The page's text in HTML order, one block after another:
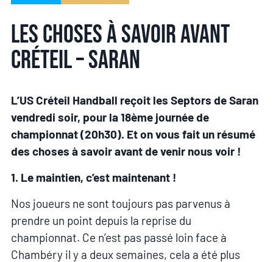
Les choses à savoir avant
Créteil – Saran
L’US Créteil Handball reçoit les Septors de Saran
vendredi soir, pour la 18ème journée de
championnat (20h30). Et on vous fait un résumé
des choses à savoir avant de venir nous voir !
1. Le maintien, c’est maintenant !
Nos joueurs ne sont toujours pas parvenus à
prendre un point depuis la reprise du
championnat. Ce n’est pas passé loin face à
Chambéry il y a deux semaines, cela a été plus